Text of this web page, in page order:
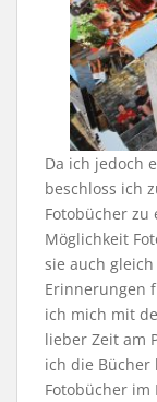
Da ich jedoch
beschloss ich
Fotobücher
Möglichkeit
sie auch
Erinnerungen
ich mich mit
lieber Zeit am
ich die
Fotobücher